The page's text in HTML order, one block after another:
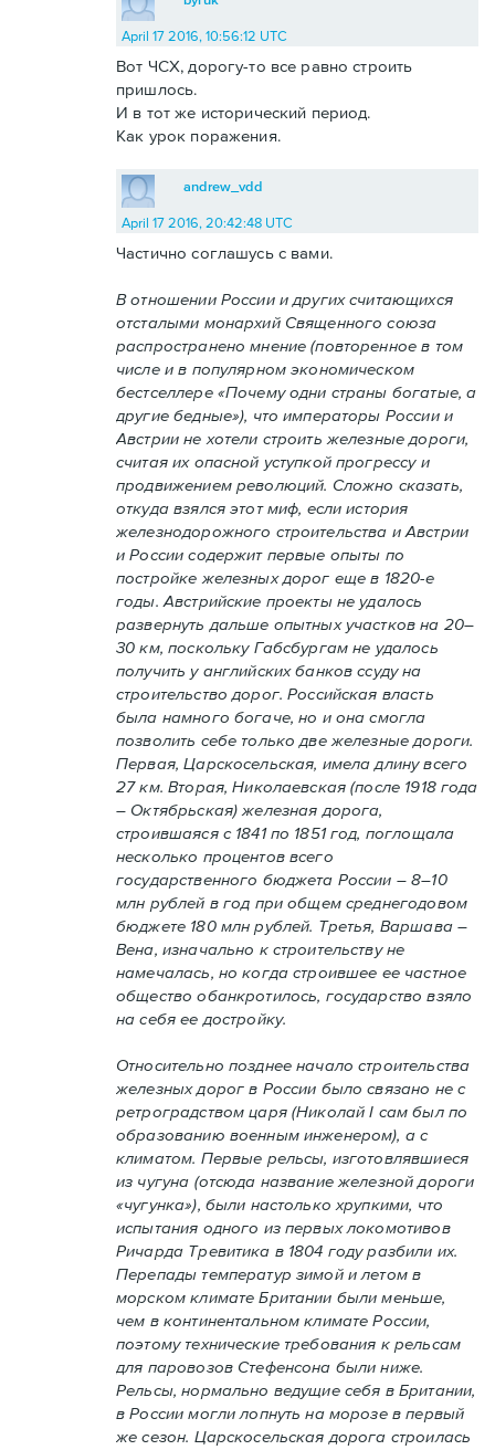
April 17 2016, 10:56:12 UTC
Вот ЧСХ, дорогу-то все равно строить
пришлось.
И в тот же исторический период.
Как урок поражения.
andrew_vdd
April 17 2016, 20:42:48 UTC
Частично соглашусь с вами.
В отношении России и других считающихся
отсталыми монархий Священного союза
распространено мнение (повторенное в том
числе и в популярном экономическом
бестселлере «Почему одни страны богатые, а
другие бедные»), что императоры России и
Австрии не хотели строить железные дороги,
считая их опасной уступкой прогрессу и
продвижением революций. Сложно сказать,
откуда взялся этот миф, если история
железнодорожного строительства и Австрии
и России содержит первые опыты по
постройке железных дорог еще в 1820-е
годы. Австрийские проекты не удалось
развернуть дальше опытных участков на 20–
30 км, поскольку Габсбургам не удалось
получить у английских банков ссуду на
строительство дорог. Российская власть
была намного богаче, но и она смогла
позволить себе только две железные дороги.
Первая, Царскосельская, имела длину всего
27 км. Вторая, Николаевская (после 1918 года
– Октябрьская) железная дорога,
строившаяся с 1841 по 1851 год, поглощала
несколько процентов всего
государственного бюджета России – 8–10
млн рублей в год при общем среднегодовом
бюджете 180 млн рублей. Третья, Варшава –
Вена, изначально к строительству не
намечалась, но когда строившее ее частное
общество обанкротилось, государство взяло
на себя ее достройку.
Относительно позднее начало строительства
железных дорог в России было связано не с
ретроградством царя (Николай I сам был по
образованию военным инженером), а с
климатом. Первые рельсы, изготовлявшиеся
из чугуна (отсюда название железной дороги
«чугунка»), были настолько хрупкими, что
испытания одного из первых локомотивов
Ричарда Тревитика в 1804 году разбили их.
Перепады температур зимой и летом в
морском климате Британии были меньше,
чем в континентальном климате России,
поэтому технические требования к рельсам
для паровозов Стефенсона были ниже.
Рельсы, нормально ведущие себя в Британии,
в России могли лопнуть на морозе в первый
же сезон. Царскосельская дорога строилась